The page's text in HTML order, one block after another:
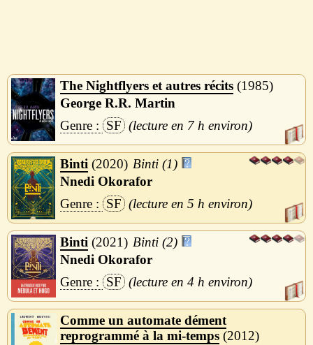
The Nightflyers et autres récits 1985
George R.R. Martin
SF
7 h
Binti 2020
Binti (1)
Nnedi Okorafor
SF
5 h
Binti 2021
Binti (2)
Nnedi Okorafor
SF
4 h
Comme un automate dément
reprogrammé à la mi-temps 2012